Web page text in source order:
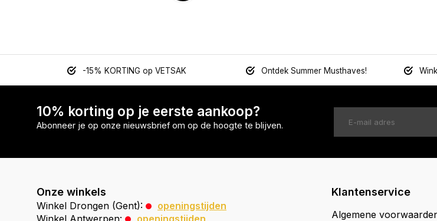
-15% KORTING op VETSAK Ontdek Summer Musthaves!
10% korting op je eerste aankoop?
Abonneer je op onze nieuwsbrief om op de hoogte te blijven.
Onze winkels
Winkel Drongen (Gent):
openingstijden
Winkel Antwerpen:
openingstijden
Klantenservice
Algemene